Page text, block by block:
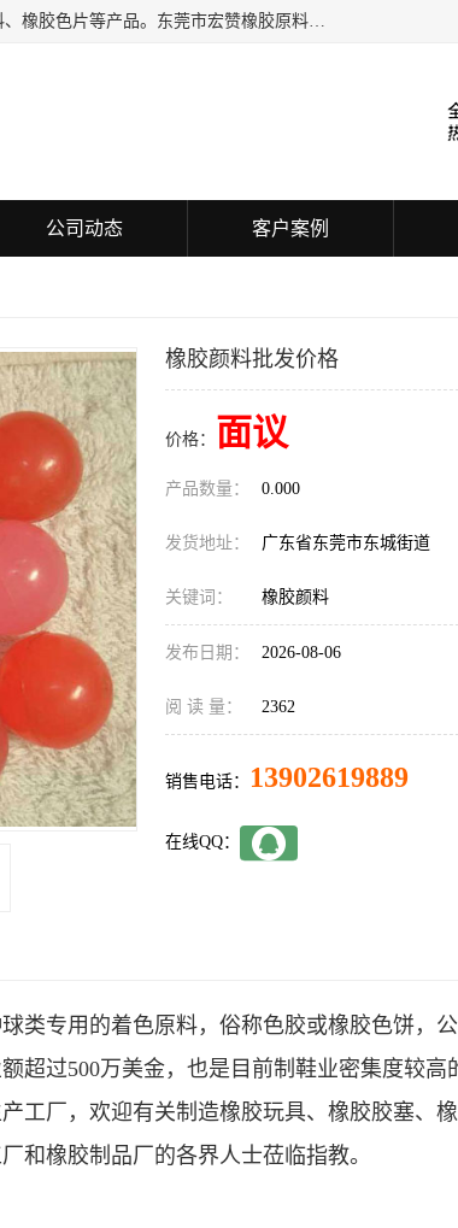
东莞市宏赞橡胶原料有限公司批量供应：橡胶色胶、橡胶色母、橡胶色母胶、橡胶颜料、橡胶色片等产品。东莞市宏赞橡胶原料有限公司经营已经十五年的历史，目前的客户群广达东南亚各国，也是目前橡胶制造密集度高的中国大陆橡胶制品工厂使用多，市场占有率高的色胶专业生产工厂。
公司动态 客户案例
橡胶颜料批发价格
价格： 面议
产品数量： 0.000
发货地址： 广东省东莞市东城街道
关键词： 橡胶颜料
发布日期： 2026-08-06
阅 读 量： 2362
销售电话： 13902619889
在线QQ：
类专用的着色原料，俗称色胶或橡胶色饼，
超过500万美金，也是目前制鞋业密集度较
工厂，欢迎有关制造橡胶玩具、橡胶胶塞、
和橡胶制品厂的各界人士莅临指教。